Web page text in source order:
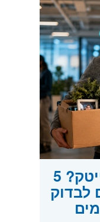
פוטרתם מההייטק? 5
לבדוק